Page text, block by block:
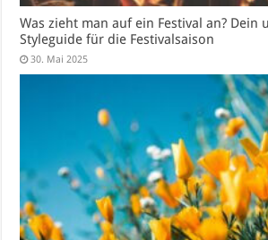
Was zieht man auf ein Festival an? Dein
Styleguide für die Festivalsaison
30. Mai 2025